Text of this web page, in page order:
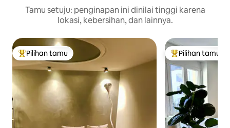
Tamu setuju: penginapan ini dinilai tinggi karena
lokasi, kebersihan, dan lainnya.
Pilihan tamu terpopuler
Pilihan tamu Pilihan tamu
Pilihan tamu